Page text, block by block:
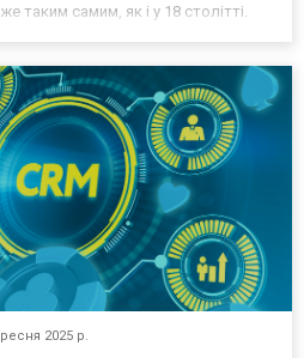
таким самим, як і у 18 столітті.
2025 р.